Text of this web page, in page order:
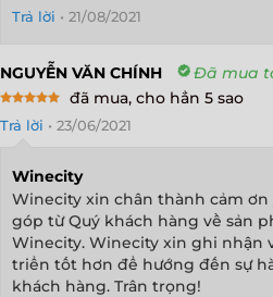
Trả lời • 21/08/2021
NGUYỄN VĂN CHÍNH Đã mua
out of 5
đã mua, cho hẳn 5 sao
Trả lời • 23/06/2021
Winecity
Winecity xin chân thành cảm
góp từ Quý khách hàng về sản
Winecity. Winecity xin ghi nhận
triển tốt hơn để hướng đến sự
khách hàng. Trân trọng!